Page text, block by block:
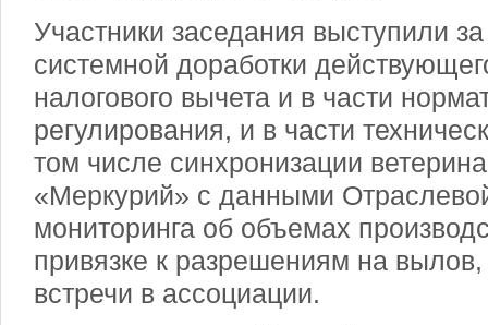
Участники заседания выступили
системной доработки
налогового вычета и в части
регулирования, и в части
том числе синхронизации
«Меркурий» с данными
мониторинга об объемах
привязке к разрешениям на
встречи в ассоциации.